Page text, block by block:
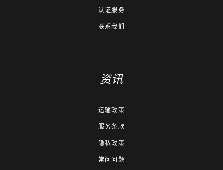
认证服务
联系我们
资讯
运输政策
服务条款
隐私政策
常问问题